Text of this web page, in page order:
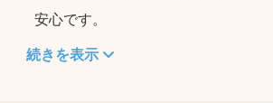
安心です。
続きを表示